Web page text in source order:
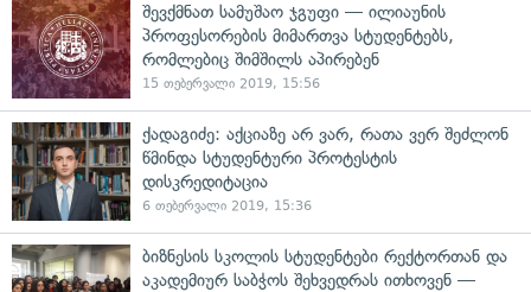
შევქმნათ სამუშაო ჯგუფი — ილიაუნის
პროფესორების მიმართვა სტუდენტებს,
რომლებიც შიმშილს აპირებენ
15 თებერვალი 2019, 15:56
ქადაგიძე: აქციაზე არ ვარ, რათა ვერ შეძლონ
წმინდა სტუდენტური პროტესტის
დისკრედიტაცია
6 თებერვალი 2019, 15:36
ბიზნესის სკოლის სტუდენტები რექტორთან და
აკადემიურ საბჭოს შეხვედრას ითხოვენ —